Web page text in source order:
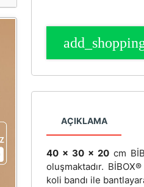
AÇIKLAMA
40 x 30 x 20 cm
oluşmaktadır.
koli bandı ile